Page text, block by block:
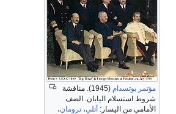
مؤتمر بوتسدام
(1945). مناقشة
شروط استسلام اليابان. الصف
الأمامي من اليسار: أتلي، ترومان،